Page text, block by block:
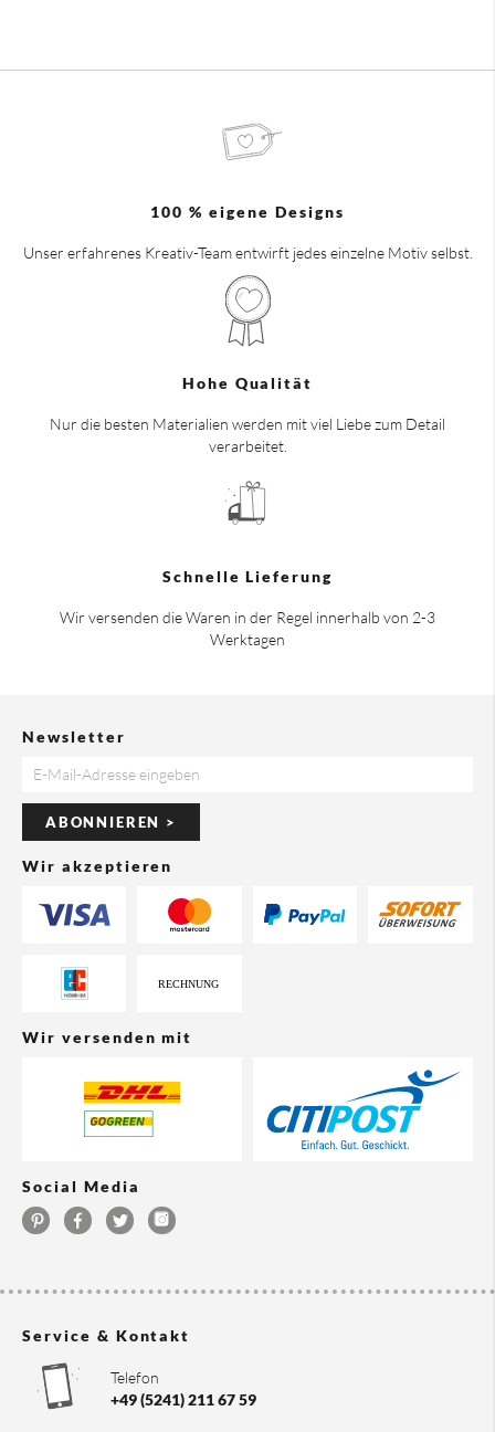
100 % eigene Designs
Unser erfahrenes Kreativ-Team entwirft jedes einzelne Motiv selbst.
Hohe Qualität
Nur die besten Materialien werden mit viel Liebe zum Detail
verarbeitet.
Schnelle Lieferung
Wir versenden die Waren in der Regel innerhalb von 2-3
Werktagen
Newsletter
ABONNIEREN >
Wir akzeptieren
Wir versenden mit
Social Media
Service & Kontakt
Telefon
+49 (5241) 211 67 59